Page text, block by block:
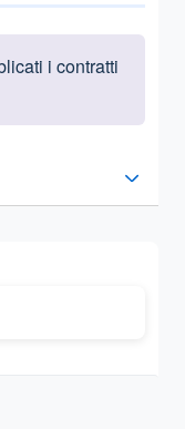
i contratti